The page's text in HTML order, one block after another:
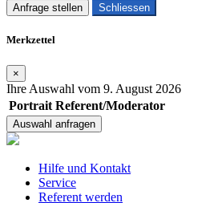
Schliessen
Merkzettel
×
Ihre Auswahl vom 9. August 2026
Portrait Referent/Moderator
Hilfe und Kontakt
Service
Referent werden